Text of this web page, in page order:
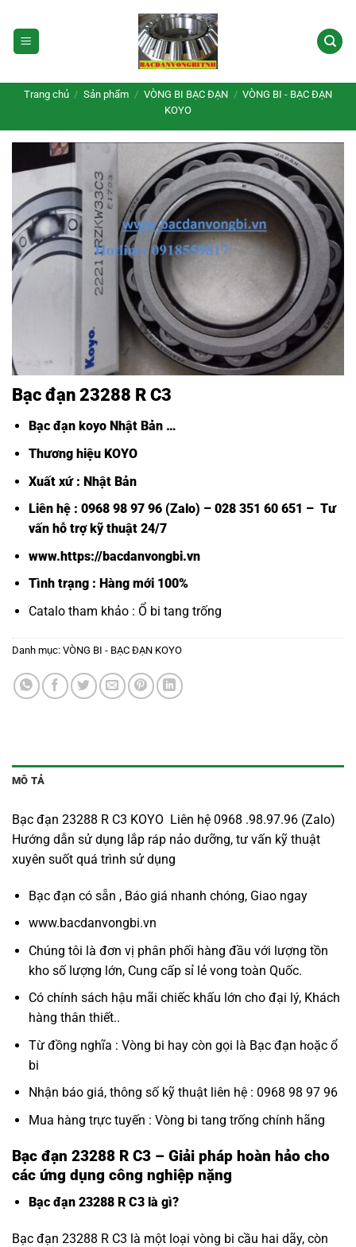
qua
nội
Trang chủ / Sản phẩm / VÒNG BI BẠC ĐẠN / VÒNG BI - BẠC ĐẠN
KOYO
Bạc đạn 23288 R C3
Bạc đạn koyo Nhật Bản…
Thương hiệu KOYO
Xuất xứ : Nhật Bản
Liên hệ : 0968 98 97 96 (Zalo) – 028 351 60 651 – Tư
vấn hỗ trợ kỹ thuật 24/7
www.https://bacdanvongbi.vn
Tình trạng : Hàng mới 100%
Catalo tham khảo : Ổ bi tang trống
Danh mục: VÒNG BI - BẠC ĐẠN KOYO
MÔ TẢ
Bạc đạn 23288 R C3 KOYO Liên hệ 0968 .98.97.96 (Zalo)
Hướng dẫn sử dụng lắp ráp nảo dưỡng, tư vấn kỹ thuật
xuyên suốt quá trình sử dụng
Bạc đạn có sẵn , Báo giá nhanh chóng, Giao ngay
www.bacdanvongbi.vn
Chúng tôi là đơn vị phân phối hàng đầu với lượng tồn
kho số lượng lớn, Cung cấp sỉ lẻ vong toàn Quốc.
Có chính sách hậu mãi chiếc khấu lớn cho đại lý, Khách
hàng thân thiết..
Từ đồng nghĩa : Vòng bi hay còn gọi là Bạc đạn hoặc ổ
bi
Nhận báo giá, thông số kỹ thuật liên hệ : 0968 98 97 96
Mua hàng trực tuyến : Vòng bi tang trống chính hãng
Bạc đạn 23288 R C3 – Giải pháp hoàn hảo cho
các ứng dụng công nghiệp nặng
Bạc đạn 23288 R C3 là gì?
Bạc đạn 23288 R C3 là một loại vòng bi cầu hai dãy, còn